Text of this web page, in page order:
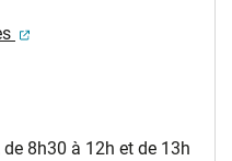
(ouverture dans un
8h30 à 12h et de 13h